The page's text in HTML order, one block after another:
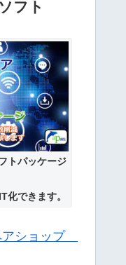
フト
トパッケージ
化できます。
ショップ